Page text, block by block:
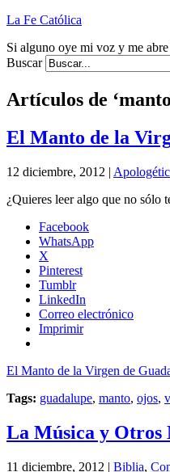
La Fe Católica
Si alguno oye mi voz y me
Buscar
Artículos de
El Manto de la
12 diciembre, 2012 |
¿Quieres leer algo que no sólo
Facebook
WhatsApp
X
Pinterest
Tumblr
LinkedIn
Correo electrónico
Imprimir
El Manto de la Virgen de
Tags: guadalupe, manto, ojos,
La Música y Otros
11 diciembre, 2012 | Biblia,